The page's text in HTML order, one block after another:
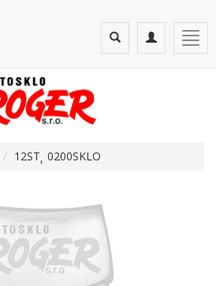
Toggle
navigation
Toggle
search
12ST˛ 0200SKLO